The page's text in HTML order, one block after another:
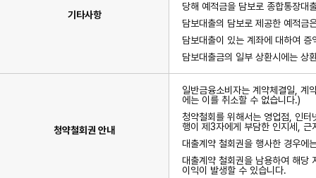
기타사항
당해 예적금을 담보로 종합통장대
담보대출의 담보로 제공한 예적금
담보대출이 있는 계좌에 대하여
담보대출금의 일부 상환시에는 상
청약철회권 안내
일반금융소비자는 계약체결일, 계
에는 이를 취소할 수 없습니다.)
청약철회를 위해서는 영업점, 인
행이 제3자에게 부담한 인지세, 근
대출계약 철회권을 행사한 경우에
대출계약 철회권을 남용하여 해당
이익이 발생할 수 있습니다.